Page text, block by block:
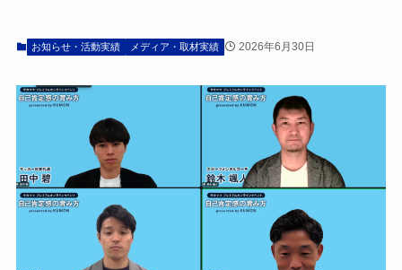
お知らせ・活動実績 メディア・取材実績 2026年6月30日